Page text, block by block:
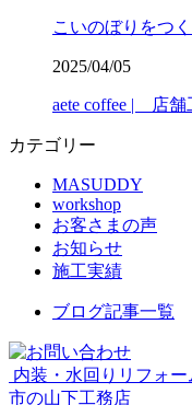
こいのぼりをつ
2025/04/05
aete coffee | 店舗
カテゴリー
MASUDDY
workshop
お客さまの声
お知らせ
施工実績
ブログ記事一覧
内装・水回りリフォ
市の山下工務店